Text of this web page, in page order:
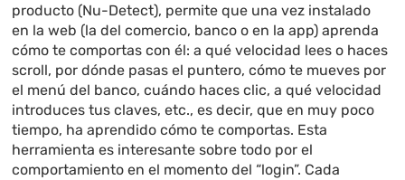
producto (Nu-Detect), permite que una vez instalado
en la web (la del comercio, banco o en la app) aprenda
cómo te comportas con él: a qué velocidad lees o haces
scroll, por dónde pasas el puntero, cómo te mueves por
el menú del banco, cuándo haces clic, a qué velocidad
introduces tus claves, etc., es decir, que en muy poco
tiempo, ha aprendido cómo te comportas. Esta
herramienta es interesante sobre todo por el
comportamiento en el momento del “login”. Cada